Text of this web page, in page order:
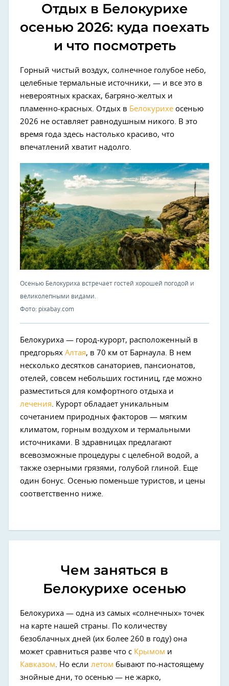
Отдых в Белокурихе
осенью 2026: куда поехать
и что посмотреть
Горный чистый воздух, солнечное голубое небо,
целебные термальные источники, — и все это в
невероятных красках, багряно-желтых и
пламенно-красных. Отдых в Белокурихе осенью
2026 не оставляет равнодушным никого. В это
время года здесь настолько красиво, что
впечатлений хватит надолго.
Осенью Белокуриха встречает гостей хорошей погодой и
великолепными видами.
Фото: pixabay.com
Белокуриха — город-курорт, расположенный в
предгорьях Алтая, в 70 км от Барнаула. В нем
несколько десятков санаториев, пансионатов,
отелей, совсем небольших гостиниц, где можно
разместиться для комфортного отдыха и
лечения. Курорт обладает уникальным
сочетанием природных факторов — мягким
климатом, горным воздухом и термальными
источниками. В здравницах предлагают
всевозможные процедуры с целебной водой, а
также озерными грязями, голубой глиной. Еще
один бонус. Осенью поменьше туристов, и цены
соответственно ниже.
Чем заняться в
Белокурихе осенью
Белокуриха — одна из самых «солнечных» точек
на карте нашей страны. По количеству
безоблачных дней (их более 260 в году) она
может сравниться разве что с Крымом и
Кавказом. Но если летом бывают по-настоящему
знойные дни, то осенью — не жарко,